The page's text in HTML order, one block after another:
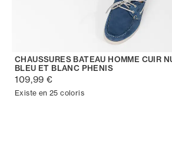
CHAUSSURES BATEAU HOMME CUIR
BLEU ET BLANC PHENIS
109,99 €
Existe en 25 coloris